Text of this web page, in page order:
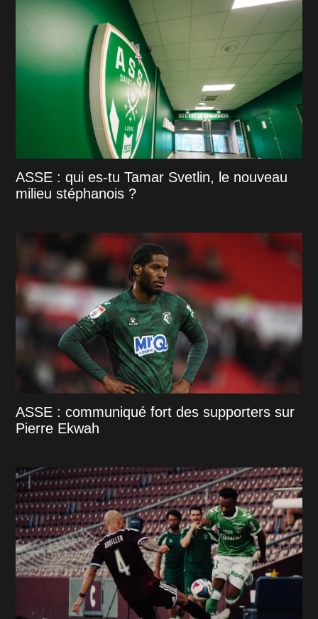
ASSE : qui es-tu Tamar Svetlin, le nouveau
milieu stéphanois ?
ASSE : communiqué fort des supporters sur
Pierre Ekwah